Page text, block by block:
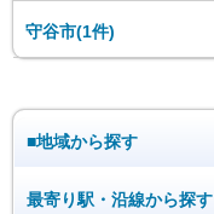
守谷市(1件)
■地域から探す
最寄り駅・沿線から探す